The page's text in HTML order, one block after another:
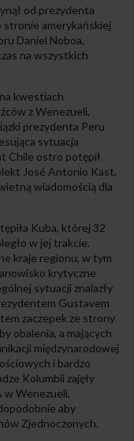
od prezydenta
stronie amerykańskiej
Daniel Noboa,
na wszystkich
kwestiach
z Wenezueli,
prezydenta Peru
sytuacja
Chile ostro potępił
José Antonio Kast,
wiadomością dla
Kuba, której 32
w jej trakcie.
kraje regionu, w tym
krytyczne
sytuacji znalazły
Gustavem
zaczepek ze strony
obalenia, a mających
międzynarodowej
i bardzo
Kolumbii zajęły
w Wenezueli,
aby
Zjednoczonych.